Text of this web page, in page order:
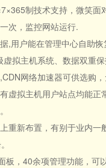
制技术支持，微笑面
次，监控网站运行.
,用户能在管理中心自助恢
拟主机系统、数据双重
网络加速器可供选购
虚拟主机用户站点均能
重新布置，有别于业内
板，40余项管理功能，可